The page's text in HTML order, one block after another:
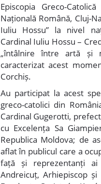
Episcopia Greco-
Națională Română, Cluj-
Iuliu Hossu” la nivel
Cardinal Iuliu Hossu –
„întâlnire între artă și
caracterizat acest
Corchiș.
Au participat la acest
greco-catolici din
Cardinal Gugerotti,
cu Excelența Sa
Republica Moldova; de
aflat în publicul care a
față și reprezentanți ai
Andreicuț, Arhiepiscop